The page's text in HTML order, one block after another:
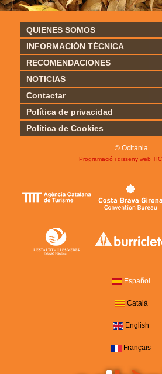
QUIENES SOMOS
INFORMACIÓN TÉCNICA
RECOMENDACIONES
NOTICIAS
Contactar
Política de privacidad
Política de Cookies
© Ocitània
Programació i disseny web
Español
Català
English
Français